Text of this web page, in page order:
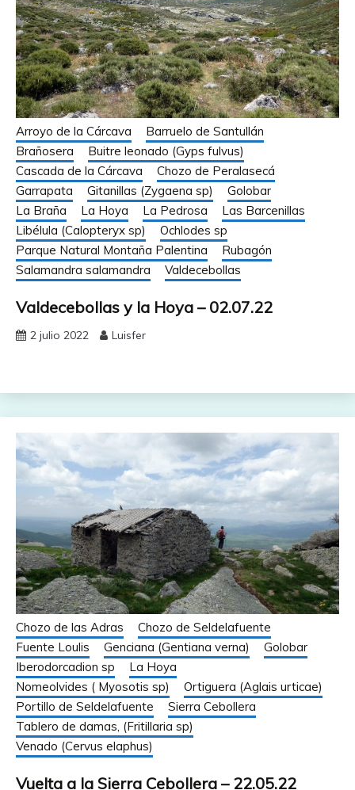
Arroyo de la Cárcava
Barruelo de Santullán
Brañosera
Buitre leonado (Gyps fulvus)
Cascada de la Cárcava
Chozo de Peralasecá
Garrapata
Gitanillas (Zygaena sp)
Golobar
La Braña
La Hoya La Pedrosa
Las Barcenillas
Libélula (Calopteryx sp)
Ochlodes sp
Parque Natural Montaña Palentina
Rubagón
Salamandra salamandra
Valdecebollas
Valdecebollas y la Hoya – 02.07.22
2 julio 2022 Luisfer
Chozo de las Adras
Chozo de Seldelafuente
Fuente Loulis
Genciana (Gentiana verna)
Golobar
Iberodorcadion sp
La Hoya
Nomeolvides ( Myosotis sp)
Ortiguera (Aglais urticae)
Portillo de Seldelafuente
Sierra Cebollera
Tablero de damas, (Fritillaria sp)
Venado (Cervus elaphus)
Vuelta a la Sierra Cebollera – 22.05.22